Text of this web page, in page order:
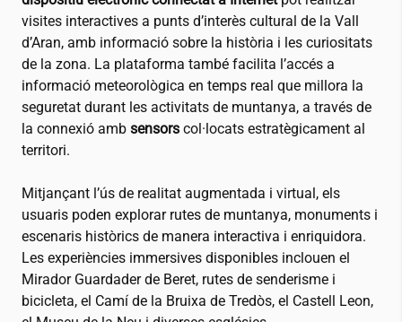
visites interactives a punts d’interès cultural de la Vall
d’Aran, amb informació sobre la història i les curiositats
de la zona. La plataforma també facilita l’accés a
informació meteorològica en temps real que millora la
seguretat durant les activitats de muntanya, a través de
la connexió amb sensors col·locats estratègicament al
territori.
Mitjançant l’ús de realitat augmentada i virtual, els
usuaris poden explorar rutes de muntanya, monuments i
escenaris històrics de manera interactiva i enriquidora.
Les experiències immersives disponibles inclouen el
Mirador Guardader de Beret, rutes de senderisme i
bicicleta, el Camí de la Bruixa de Tredòs, el Castell Leon,